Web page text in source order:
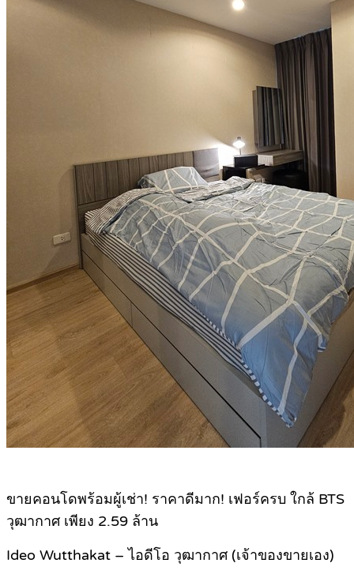
ขายคอนโดพร้อมผู้เช่า! ราคาดีมาก! เฟอร์ครบ ใกล้ BTS
วุฒากาศ เพียง 2.59 ล้าน
Ideo Wutthakat – ไอดีโอ วุฒากาศ (เจ้าของขายเอง)